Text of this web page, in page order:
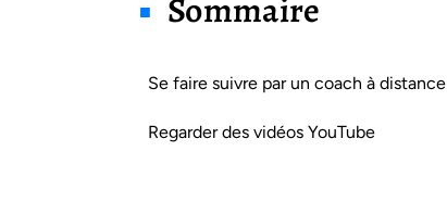
Sommaire
Se faire suivre par un coach à distance
Regarder des vidéos YouTube